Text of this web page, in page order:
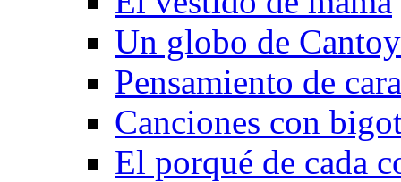
Un globo de
Pensamiento de
Canciones con
El porqué de cada